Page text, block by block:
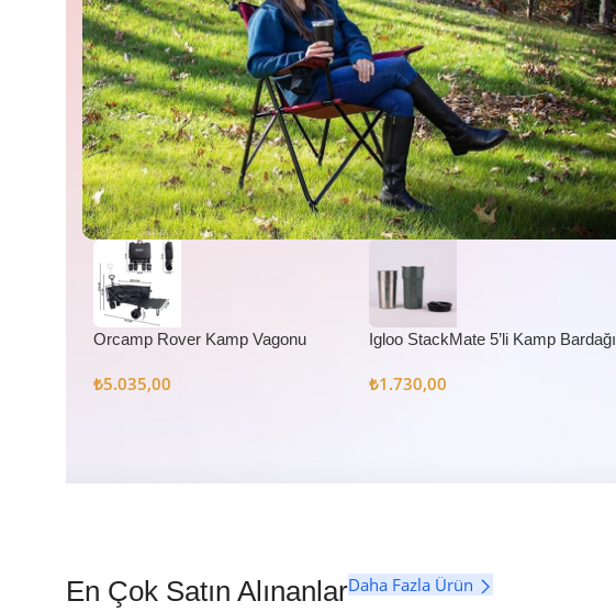
Orcamp Rover Kamp Vagonu
₺5.035,00
Igloo StackMate 5’li Kamp Bardağı
₺1.730,00
En Çok Satın AlınanlarDaha Fazla Ürün